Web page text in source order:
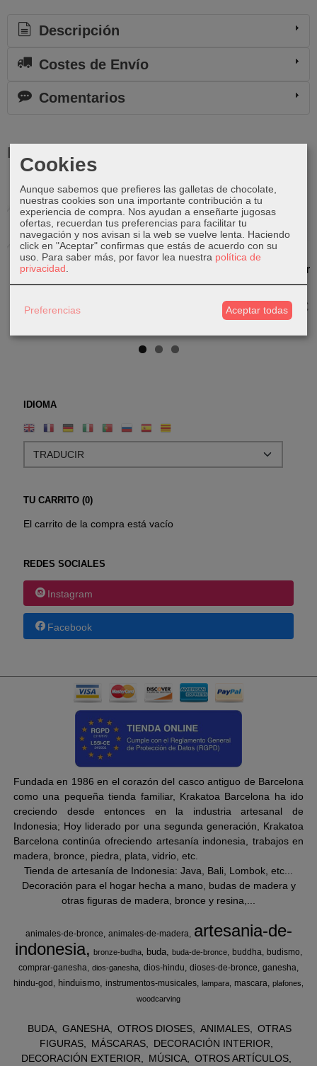
IDIOMA
TU CARRITO (0)
El carrito de la compra está vacío
REDES SOCIALES
Instagram
Facebook
Descripción
Costes de Envío
Comentarios
Productos Relacionados
Agotado
Shiva con
Nandi de
bronce
320,00 €
Shiva
bronce
Shiva de
Shiva de
madera con
Cobra
130,00 €
Fundada en 1986 en el corazón del casco antiguo de Barcelona
como una pequeña tienda familiar, Krakatoa Barcelona ha ido
creciendo desde entonces en la industria artesanal de
Indonesia; Hoy liderado por una segunda generación, Krakatoa
Barcelona continúa ofreciendo artesanía indonesia, trabajos en
madera, bronce, piedra, plata, vidrio, etc.
Tienda de artesanía de Indonesia: Java, Bali, Lombok, etc...
Decoración para el hogar hecha a mano, budas de madera y
otras figuras de madera, bronce y resina,...
animales-de-bronce animales-de-madera
artesania-de-
indonesia
bronze-budha buda buda-de-bronce buddha
budismo
comprar-ganesha dios-ganesha dios-hindu dioses-de-bronce ganesha
hindu-god
hinduismo instrumentos-musicales lampara mascara plafones
woodcarving
BUDA GANESHA OTROS DIOSES ANIMALES
OTRAS
FIGURAS
MÁSCARAS
DECORACIÓN INTERIOR
DECORACIÓN EXTERIOR
MÚSICA OTROS ARTÍCULOS
Cookies
Aunque sabemos que prefieres las galletas de chocolate,
nuestras cookies son una importante contribución a tu
experiencia de compra. Nos ayudan a enseñarte jugosas
ofertas, recuerdan tus preferencias para facilitar tu
navegación y nos avisan si la web se vuelve lenta. Haciendo
click en "Aceptar" confirmas que estás de acuerdo con su
uso. Para saber más, por favor lea nuestra política de
privacidad
Preferencias Aceptar todas